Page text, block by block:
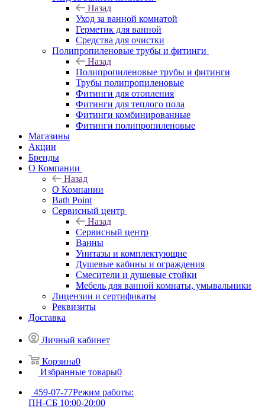
Назад
Уход за ванной комнатой
Герметик для ванной
Средства для очистки
Полипропиленовые трубы и фитинги
Назад
Полипропиленовые трубы и фитинги
Трубы полипропиленовые
Фитинги для отопления
Фитинги для теплого пола
Фитинги комбинированные
Фитинги полипропиленовые
Магазины
Акции
Бренды
О Компании
Назад
О Компании
Bath Point
Сервисный центр
Назад
Сервисный центр
Ванны
Унитазы и комплектующие
Душевые кабины и ограждения
Смесители и душевые стойки
Мебель для ванной комнаты, умывальники
Лицензии и сертификаты
Реквизиты
Доставка
Личный кабинет
Корзина0
Избранные товары0
459-07-77Режим работы:
ПН-СБ 10:00-20:00